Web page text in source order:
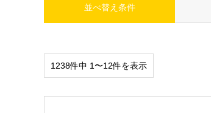
並べ替え条件
1238件中 1〜12件を表示